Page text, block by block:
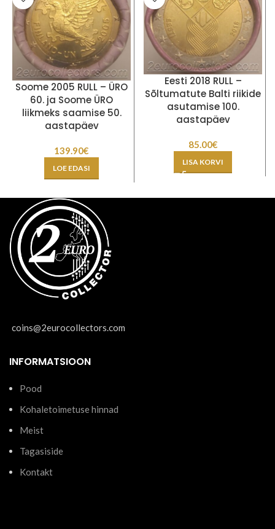
Soome 2005 RULL – ÜRO
60. ja Soome ÜRO
liikmeks saamise 50.
aastapäev
139.90€
LOE EDASI
Eesti 2018 RULL –
Sõltumatute Balti riikide
asutamise 100.
aastapäev
85.00€
LISA KORVI
coins@2eurocollectors.com
INFORMATSIOON
Pood
Kohaletoimetuse hinnad
Meist
Tagasiside
Kontakt